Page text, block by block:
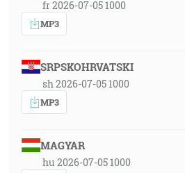
fr 2026-07-05 1000
MP3
SRPSKOHRVATSKI
sh 2026-07-05 1000
MP3
MAGYAR
hu 2026-07-05 1000